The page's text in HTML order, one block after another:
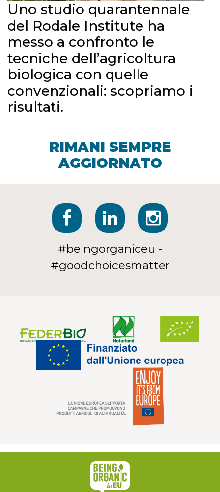
Uno studio quarantennale
del Rodale Institute ha
messo a confronto le
tecniche dell’agricoltura
biologica con quelle
convenzionali: scopriamo i
risultati.
RIMANI SEMPRE
AGGIORNATO
#beingorganiceu -
#goodchoicesmatter